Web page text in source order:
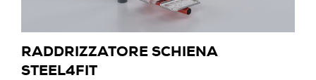
RADDRIZZATORE SCHIENA
STEEL4FIT